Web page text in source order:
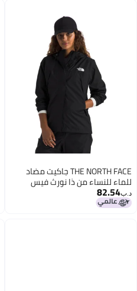
THE NORTH FACE جاكيت مضاد
للماء للنساء من ذا نورث فيس
(مقاسات عادية وزيادة) | معطف
مطري قابل للتنفس مع غطاء رأس
د.ب‏82.54